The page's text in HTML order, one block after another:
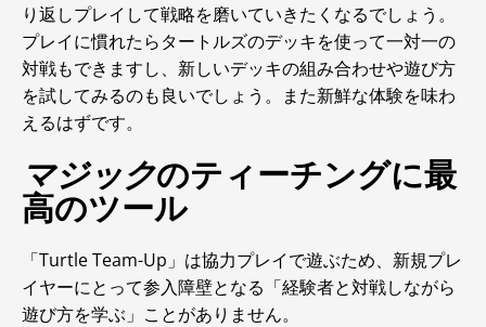
り返しプレイして戦略を磨いていきたくなるでしょう。
プレイに慣れたらタートルズのデッキを使って一対一の
対戦もできますし、新しいデッキの組み合わせや遊び方
を試してみるのも良いでしょう。また新鮮な体験を味わ
えるはずです。
マジックのティーチングに最
高のツール
「Turtle Team-Up」は協力プレイで遊ぶため、新規プレ
イヤーにとって参入障壁となる「経験者と対戦しながら
遊び方を学ぶ」ことがありません。